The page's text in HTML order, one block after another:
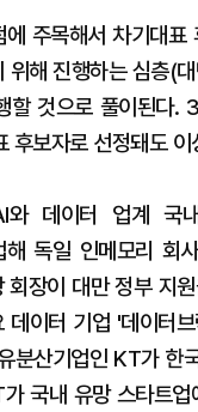
주목해서 차기대
위해 진행하는 심층(
할 것으로 풀이된다.
후보자로 선정돼도
와 데이터 업계 국
독일 인메모리 회
회장이 대만 정부 지
데이터 기업 '데이터
분산기업인 KT가 한
국내 유망 스타트